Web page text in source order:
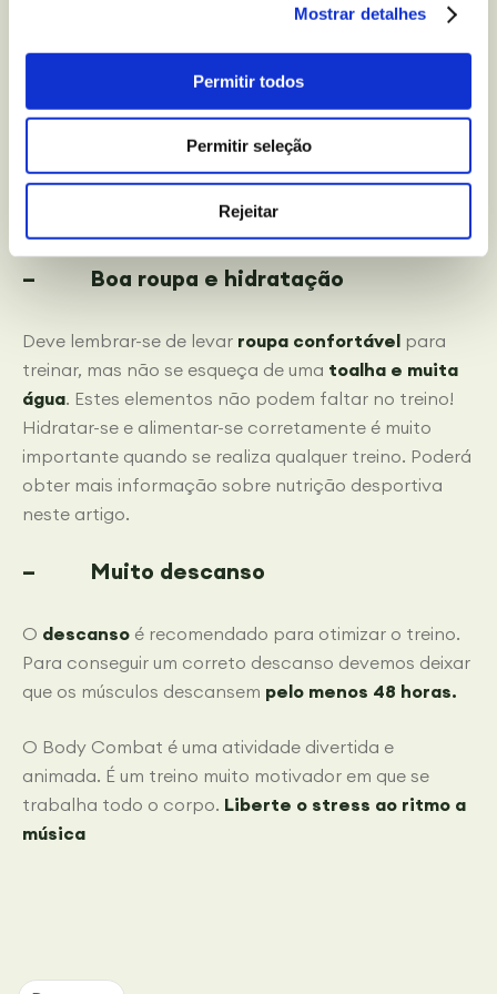
Mostrar detalhes
Permitir todos
Permitir seleção
Rejeitar
cautelosos para evitarmos qualquer lesão.
– Desfrute da dança enquanto
treina
Deixe-se levar e desfrute da música enquanto adapta
os seus movimentos ao ritmo.
– Boa roupa e hidratação
Deve lembrar-se de levar roupa confortável para
treinar, mas não se esqueça de uma toalha e muita
água. Estes elementos não podem faltar no treino!
Hidratar-se e alimentar-se corretamente é muito
importante quando se realiza qualquer treino. Poderá
obter mais informação sobre nutrição desportiva
neste artigo.
– Muito descanso
O descanso é recomendado para otimizar o treino.
Para conseguir um correto descanso devemos deixar
que os músculos descansem pelo menos 48 horas.
O Body Combat é uma atividade divertida e
animada. É um treino muito motivador em que se
trabalha todo o corpo. Liberte o stress ao ritmo a
música